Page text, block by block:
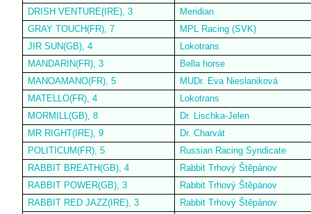
DRISH VENTURE(IRE), 3
Meridian
GRAY TOUCH(FR), 7
MPL Racing (SVK)
JIR SUN(GB), 4
Lokotrans
MANDARIN(FR), 3
Bella horse
MANOAMANO(FR), 5
MUDr. Eva Nieslaniková
MATELLO(FR), 4
Lokotrans
MORMILL(GB), 8
Dr. Lischka-Jelen
MR RIGHT(IRE), 9
Dr. Charvát
POLITICUM(FR), 5
Russian Racing Syndicate
RABBIT BREATH(GB), 4
Rabbit Trhový Štěpánov
RABBIT POWER(GB), 3
Rabbit Trhový Štěpánov
RABBIT RED JAZZ(IRE), 3
Rabbit Trhový Štěpánov